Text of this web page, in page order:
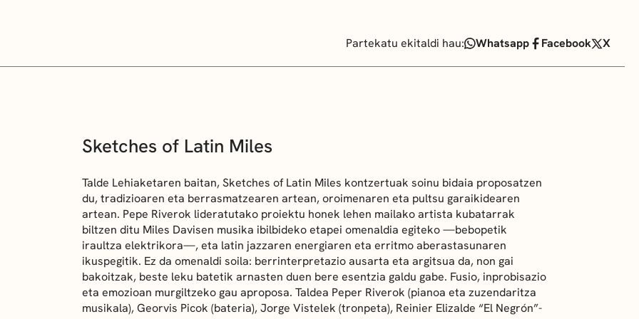
Partekatu ekitaldi hau: Whatsapp Facebook X
Sketches of Latin Miles
Talde Lehiaketaren baitan,Sketches of Latin Miles kontzertuak soinu bidaia proposatzen
du, tradizioaren eta berrasmatzearen artean, oroimenaren eta pultsu garaikidearen
artean. Pepe Riverok lideratutako proiektu honek lehen mailako artista kubatarrak
biltzen ditu Miles Davisen musika ibilbideko etapei omenaldia egiteko —bebopetik
iraultza elektrikora—, eta latin jazzaren energiaren eta erritmo aberastasunaren
ikuspegitik. Ez da omenaldi soila: berrinterpretazio ausarta eta argitsua da, non gai
bakoitzak, beste leku batetik arnasten duen bere esentzia galdu gabe. Fusio, inprobisazio
eta emozioan murgiltzeko gau aproposa. Taldea Peper Riverok (pianoa eta zuzendaritza
musikala), Georvis Picok (bateria), Jorge Vistelek (tronpeta), Reinier Elizalde “El Negrón”-